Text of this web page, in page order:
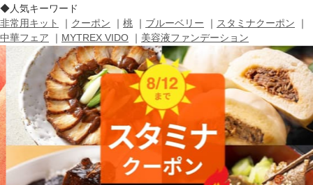
◆人気キーワード
非常用キット
｜ クーポン ｜ 桃 ｜ ブルーベリー ｜ スタミナクーポン ｜
中華フェア ｜ MYTREX VIDO ｜ 美容液ファンデーション